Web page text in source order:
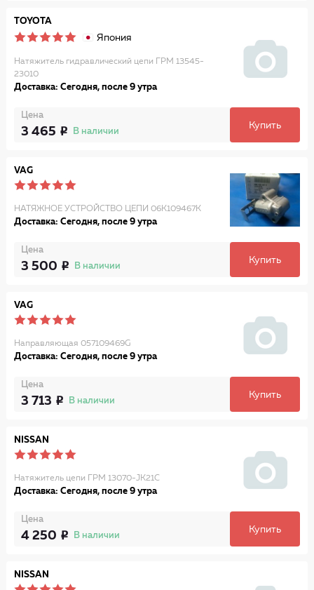
TOYOTA
Япония
Натяжитель гидравлический цепи ГРМ 13545-
23010
Доставка: Сегодня, после 9 утра
Цена
3 465 В наличии
Купить
VAG
НАТЯЖНОЕ УСТРОЙСТВО ЦЕПИ 06K109467K
Доставка: Сегодня, после 9 утра
Цена
3 500 В наличии
Купить
VAG
Направляющая 057109469G
Доставка: Сегодня, после 9 утра
Цена
3 713 В наличии
Купить
NISSAN
Натяжитель цепи ГРМ 13070-JK21C
Доставка: Сегодня, после 9 утра
Цена
4 250 В наличии
Купить
NISSAN